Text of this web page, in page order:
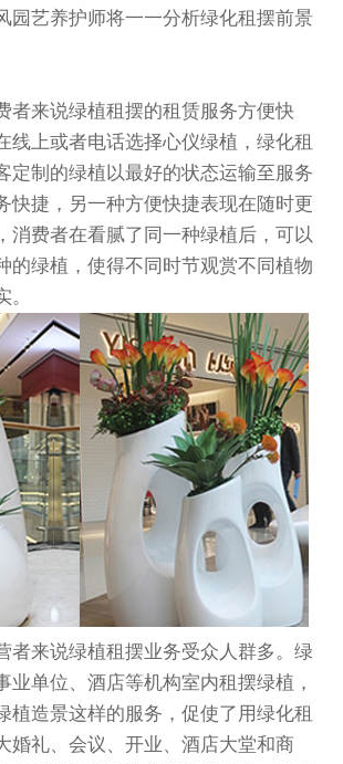
园艺养护师将一一分析绿化租摆前景
者来说绿植租摆的租赁服务方便快
线上或者电话选择心仪绿植，绿化租
定制的绿植以最好的状态运输至服务
快捷，另一种方便快捷表现在随时更
消费者在看腻了同一种绿植后，可以
的绿植，使得不同时节观赏不同植物
者来说绿植租摆业务受众人群多。绿
业单位、酒店等机构室内租摆绿植，
植造景这样的服务，促使了用绿化租
婚礼、会议、开业、酒店大堂和商